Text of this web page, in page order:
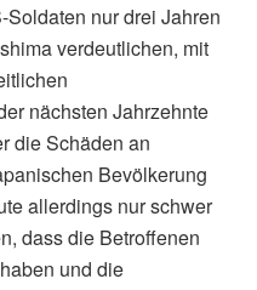
nur drei Jahren
verdeutlichen, mit
nächsten Jahrzehnte
die Schäden an
Bevölkerung
allerdings nur schwer
dass die Betroffenen
und die